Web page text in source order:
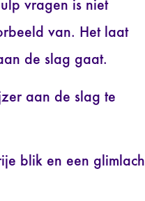
vragen is niet
van. Het laat
de slag gaat.
aan de slag te
blik en een glimlach